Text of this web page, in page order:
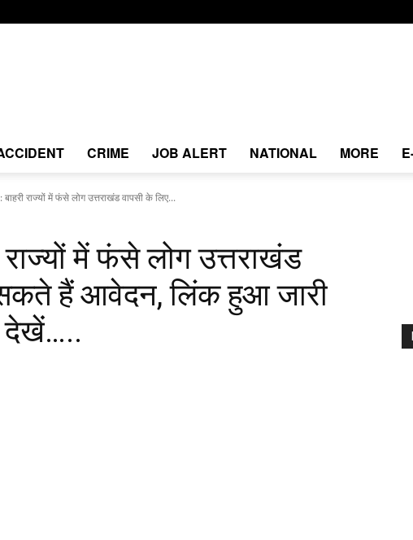
CRIME JOB ALERT NATIONAL MORE
राज्यों में फंसे लोग उत्तराखंड वापसी के लिए...
में फंसे लोग उत्तराखंड
हैं आवेदन, लिंक हुआ जारी
देखें…..